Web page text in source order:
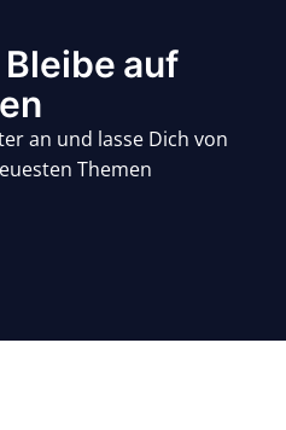
auf
an und lasse Dich von
Themen